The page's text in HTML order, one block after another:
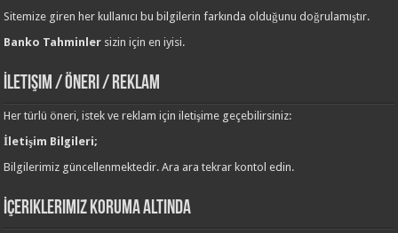
Sitemize giren her kullanıcı bu bilgilerin farkında olduğunu doğrulamıştır.
Banko Tahminler sizin için en iyisi.
İletişim / Öneri / Reklam
Her türlü öneri, istek ve reklam için iletişime geçebilirsiniz:
İletişim Bilgileri;
Bilgilerimiz güncellenmektedir. Ara ara tekrar kontol edin.
İçeriklerimiz Koruma Altında